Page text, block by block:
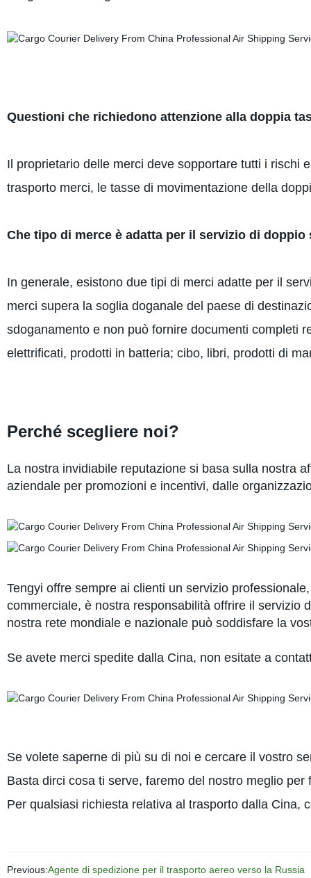
Questioni che richiedono attenzione alla doppia
Il proprietario delle merci deve sopportare tutti i rischi
trasporto merci, le tasse di movimentazione della
Che tipo di merce è adatta per il servizio di doppio
In generale, esistono due tipi di merci adatte per il
merci supera la soglia doganale del paese di
sdoganamento e non può fornire documenti completi
elettrificati, prodotti in batteria; cibo, libri, prodotti di
Perché scegliere noi?
La nostra invidiabile reputazione si basa sulla nostra
aziendale per promozioni e incentivi, dalle
Tengyi offre sempre ai clienti un servizio
commerciale, è nostra responsabilità offrire il servizio
nostra rete mondiale e nazionale può soddisfare la
Se avete merci spedite dalla Cina, non esitate a
Se volete saperne di più su di noi e cercare il vostro
Basta dirci cosa ti serve, faremo del nostro meglio
Per qualsiasi richiesta relativa al trasporto dalla Cina,
Previous:Agente di spedizione per il trasporto aereo verso la Russia